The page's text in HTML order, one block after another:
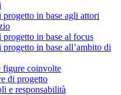
in base agli attori
in base al focus
in base all’ambito di
figure coinvolte
di progetto
e responsabilità